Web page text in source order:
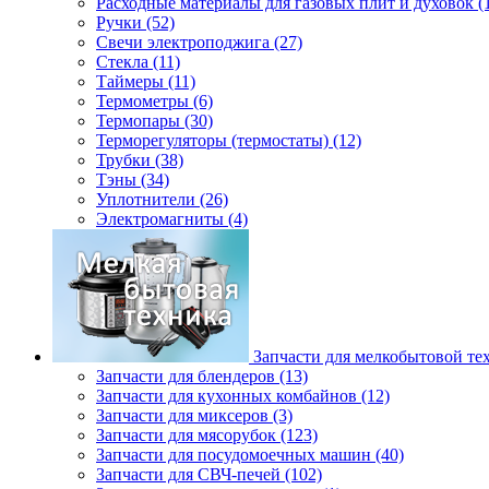
Ручки (52)
Свечи электроподжига (27)
Стекла (11)
Таймеры (11)
Термометры (6)
Термопары (30)
Терморегуляторы (термостаты) (12)
Трубки (38)
Тэны (34)
Уплотнители (26)
Электромагниты (4)
Запчасти для мелкобытовой
Запчасти для блендеров (13)
Запчасти для кухонных комбайнов (12)
Запчасти для миксеров (3)
Запчасти для мясорубок (123)
Запчасти для посудомоечных машин (40)
Запчасти для СВЧ-печей (102)